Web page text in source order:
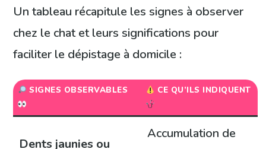
Un tableau récapitule les signes à observer
chez le chat et leurs significations pour
faciliter le dépistage à domicile :
SIGNES OBSERVABLES CE QU’ILS INDIQUENT
Dents jaunies ou
Accumulation de